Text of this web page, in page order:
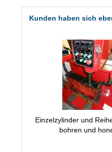
Kunden haben sich
Einzelzylinder und
bohren und